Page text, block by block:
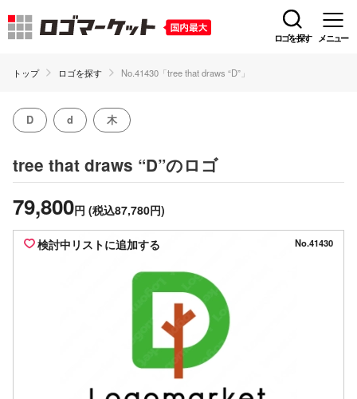
ロゴを探す メニュー
トップ ロゴを探す No.41430「tree that draws “D”」
D d 木
tree that draws “D”のロゴ
79,800円 (税込87,780円)
検討中リストに追加する No.41430